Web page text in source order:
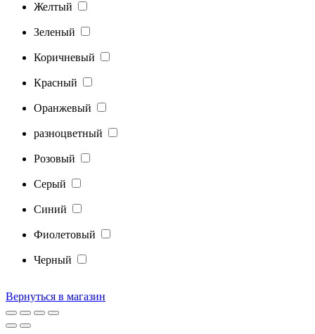
Желтый
Зеленый
Коричневый
Красный
Оранжевый
разноцветный
Розовый
Серый
Синий
Фиолетовый
Черный
Вернуться в магазин